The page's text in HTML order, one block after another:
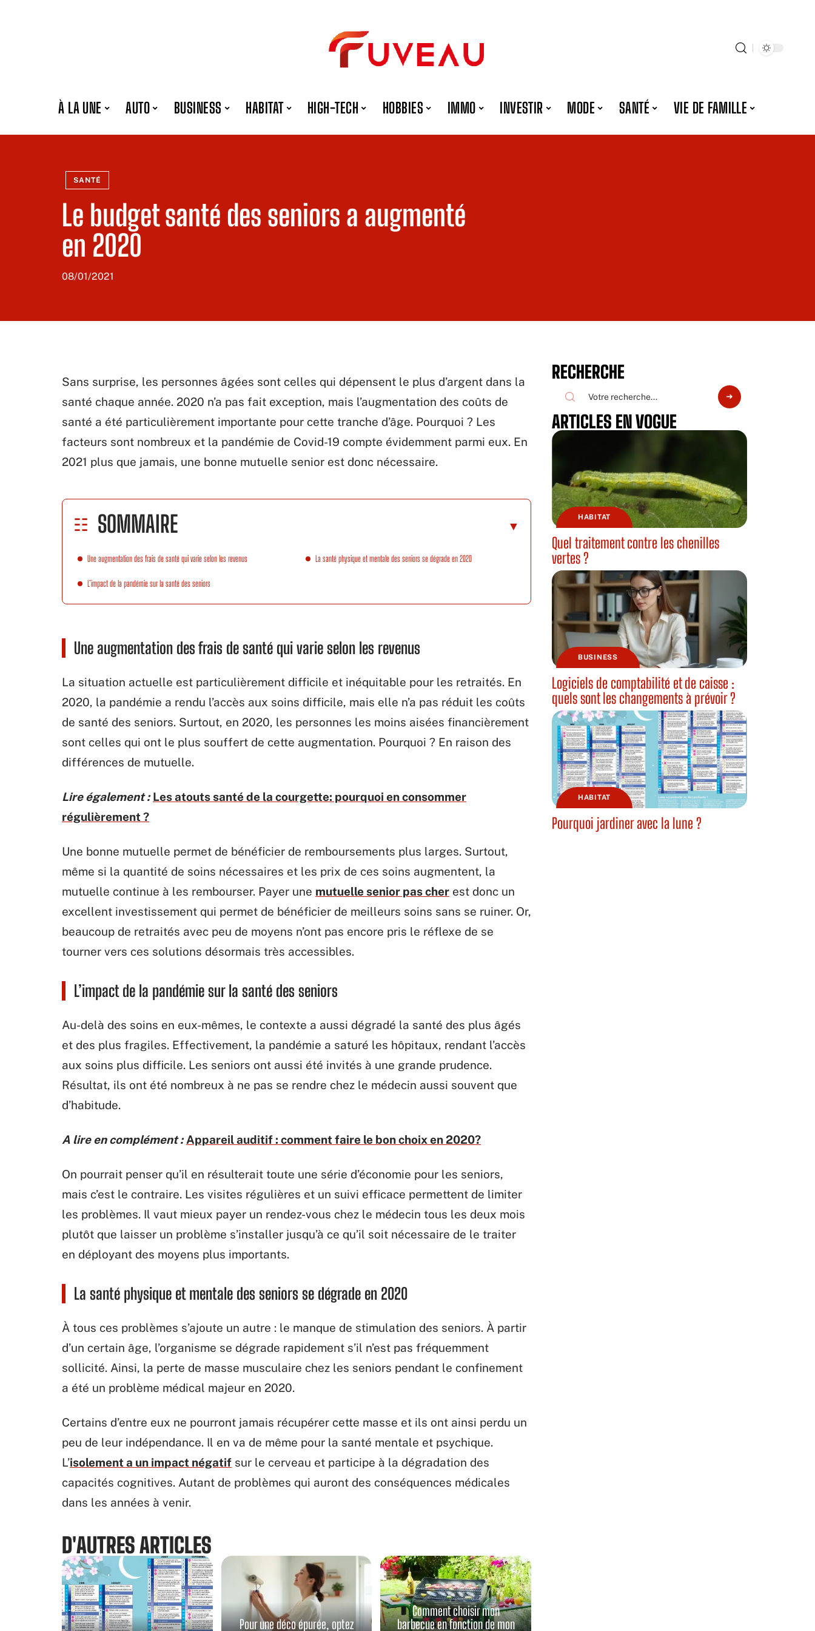
À LA UNE AUTO BUSINESS HABITAT HIGH-TECH HOBBIES IMMO INVESTIR MODE SANTÉ VIE DE FAMILLE
SANTÉ
Le budget santé des seniors a augmenté
en 2020
08/01/2021
Sans surprise, les personnes âgées sont celles qui dépensent le plus d’argent dans la
santé chaque année. 2020 n’a pas fait exception, mais l’augmentation des coûts de
santé a été particulièrement importante pour cette tranche d’âge. Pourquoi ? Les
facteurs sont nombreux et la pandémie de Covid-19 compte évidemment parmi eux. En
2021 plus que jamais, une bonne mutuelle senior est donc nécessaire.
SOMMAIRE
Une augmentation des frais de santé qui varie selon les revenus
L’impact de la pandémie sur la santé des seniors
La santé physique et mentale des seniors se dégrade en 2020
Une augmentation des frais de santé qui varie selon les revenus
La situation actuelle est particulièrement difficile et inéquitable pour les retraités. En
2020, la pandémie a rendu l’accès aux soins difficile, mais elle n’a pas réduit les coûts
de santé des seniors. Surtout, en 2020, les personnes les moins aisées financièrement
sont celles qui ont le plus souffert de cette augmentation. Pourquoi ? En raison des
différences de mutuelle.
Lire également : Les atouts santé de la courgette: pourquoi en consommer
régulièrement ?
Une bonne mutuelle permet de bénéficier de remboursements plus larges. Surtout,
même si la quantité de soins nécessaires et les prix de ces soins augmentent, la
mutuelle continue à les rembourser. Payer une mutuelle senior pas cher est donc un
excellent investissement qui permet de bénéficier de meilleurs soins sans se ruiner. Or,
beaucoup de retraités avec peu de moyens n’ont pas encore pris le réflexe de se
tourner vers ces solutions désormais très accessibles.
L’impact de la pandémie sur la santé des seniors
Au-delà des soins en eux-mêmes, le contexte a aussi dégradé la santé des plus âgés
et des plus fragiles. Effectivement, la pandémie a saturé les hôpitaux, rendant l’accès
aux soins plus difficile. Les seniors ont aussi été invités à une grande prudence.
Résultat, ils ont été nombreux à ne pas se rendre chez le médecin aussi souvent que
d’habitude.
A lire en complément : Appareil auditif : comment faire le bon choix en 2020?
On pourrait penser qu’il en résulterait toute une série d’économie pour les seniors,
mais c’est le contraire. Les visites régulières et un suivi efficace permettent de limiter
les problèmes. Il vaut mieux payer un rendez-vous chez le médecin tous les deux mois
plutôt que laisser un problème s’installer jusqu’à ce qu’il soit nécessaire de le traiter
en déployant des moyens plus importants.
La santé physique et mentale des seniors se dégrade en 2020
À tous ces problèmes s’ajoute un autre : le manque de stimulation des seniors. À partir
d’un certain âge, l’organisme se dégrade rapidement s’il n’est pas fréquemment
sollicité. Ainsi, la perte de masse musculaire chez les seniors pendant le confinement
a été un problème médical majeur en 2020.
Certains d’entre eux ne pourront jamais récupérer cette masse et ils ont ainsi perdu un
peu de leur indépendance. Il en va de même pour la santé mentale et psychique.
L’isolement a un impact négatif sur le cerveau et participe à la dégradation des
capacités cognitives. Autant de problèmes qui auront des conséquences médicales
dans les années à venir.
D'AUTRES ARTICLES
Pour une déco épurée, optez
Comment choisir mon
barbecue en fonction de mon
RECHERCHE
ARTICLES EN VOGUE
HABITAT
Quel traitement contre les chenilles
vertes ?
BUSINESS
Logiciels de comptabilité et de caisse :
quels sont les changements à prévoir ?
HABITAT
Pourquoi jardiner avec la lune ?